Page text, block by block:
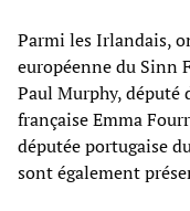
Parmi les Irlandais,
européenne du Sinn
Paul Murphy, député
française Emma
députée portugaise
sont également